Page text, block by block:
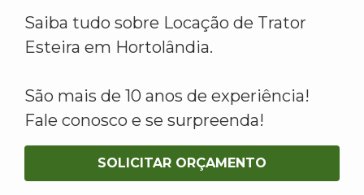
Saiba tudo sobre Locação de Trator
Esteira em Hortolândia.
São mais de 10 anos de experiência!
Fale conosco e se surpreenda!
SOLICITAR ORÇAMENTO